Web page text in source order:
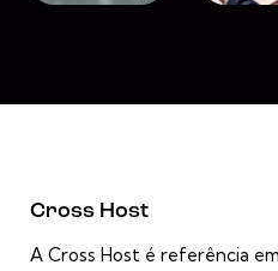
Cross Host
A Cross Host é referência